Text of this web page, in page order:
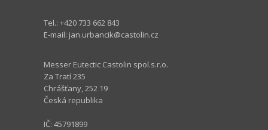
Tel.: +420 733 662 843
E-mail: jan.urbancik@castolin.cz
Messer Eutectic Castolin spol.s.r.o.
Za Tratí 235
Chrášťany, 252 19
Česká republika
IČ: 45791899